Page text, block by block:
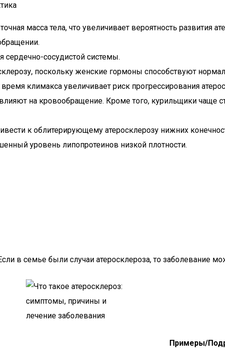
масса тела, что увеличивает вероятность развития
сердечно-сосудистой системы.
поскольку женские гормоны способствуют
климакса увеличивает риск прогрессирования
на кровообращение. Кроме того, курильщики чаще
к облитерирующему атеросклерозу нижних
уровень липопротеинов низкой плотности.
в семье были случаи атеросклероза, то заболевание
Примеры/